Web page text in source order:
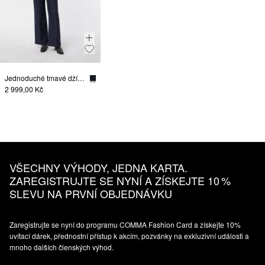
Jednoduché tmavé džíny se širokými nohavicemi
2 999,00 Kč
VŠECHNY VÝHODY, JEDNA KARTA.
ZAREGISTRUJTE SE NYNÍ A ZÍSKEJTE 10 %
SLEVU NA PRVNÍ OBJEDNÁVKU
Zaregistrujte se nyní do programu COMMA Fashion Card a získejte 10%
uvítací dárek, přednostní přístup k akcím, pozvánky na exkluzivní události a
mnoho dalších členských výhod.